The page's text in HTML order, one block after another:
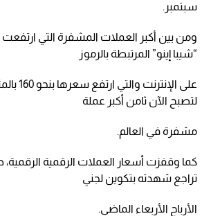
سبتمبر.
ومن بين أكبر العملات المشفرة التي ارتفعت
“شيبا إينو” المرتبطة بالرموز
على
لتصبح الآن ثامن أكبر عملة
مشفرة في العالم.
كما وقفزت أسعار العملات الرقمية الرقمية،
تراجع شهدته بتكوين لجني
الأرباح الأربعاء الماضي.